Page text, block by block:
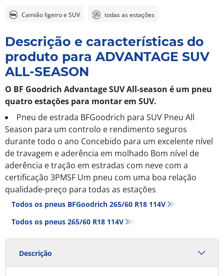
Camião ligeiro e SUV todas as estações
Descrição e características do
produto para ADVANTAGE SUV
ALL-SEASON
O BF Goodrich Advantage SUV All-season é um pneu
quatro estações para montar em SUV.
Pneu de estrada BFGoodrich para SUV Pneu All
Season para um controlo e rendimento seguros
durante todo o ano Concebido para um excelente nível
de travagem e aderência em molhado Bom nível de
aderência e tração em estradas com neve com a
certificação 3PMSF Um pneu com uma boa relação
qualidade-preço para todas as estações
Todos os pneus BFGoodrich 265/60 R18 114V
Todos os pneus‎ 265/60 R18 114V
Descrição